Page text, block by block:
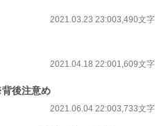
2021.03.23 23:003,490文字
2021.04.18 22:001,609文字
後注意め
2021.06.04 22:003,733文字